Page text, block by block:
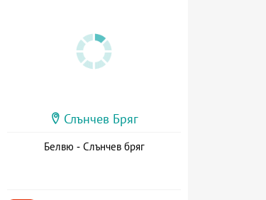
Слънчев Бряг
Белвю - Слънчев бряг